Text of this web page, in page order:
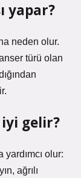
yapar?
neden olur.
türü olan
iyi gelir?
yardımcı olur:
ağrılı